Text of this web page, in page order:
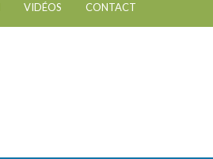
VIDÉOS CONTACT